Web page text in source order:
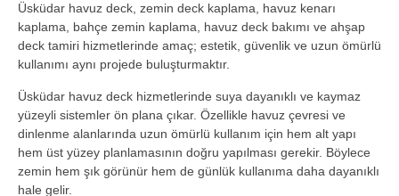
Üsküdar havuz deck, zemin deck kaplama, havuz kenarı
kaplama, bahçe zemin kaplama, havuz deck bakımı ve ahşap
deck tamiri hizmetlerinde amaç; estetik, güvenlik ve uzun ömürlü
kullanımı aynı projede buluşturmaktır.
Üsküdar havuz deck hizmetlerinde suya dayanıklı ve kaymaz
yüzeyli sistemler ön plana çıkar. Özellikle havuz çevresi ve
dinlenme alanlarında uzun ömürlü kullanım için hem alt yapı
hem üst yüzey planlamasının doğru yapılması gerekir. Böylece
zemin hem şık görünür hem de günlük kullanıma daha dayanıklı
hale gelir.